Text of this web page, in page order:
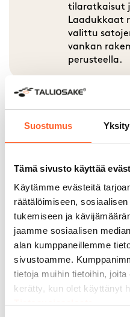
Suostumus
Tämä sivusto käyttää
Käytämme evästeitä
räätälöimiseen,
tukemiseen ja
jaamme sosiaalisen
alan kumppaneillemme
sivustoamme.
tietoja muihin tietoihin,
kerätty, kun olet käyttänyt
tilaratkaisut
Laadukkaat
valittu
vankan
perusteella.
Talliosakkeesta